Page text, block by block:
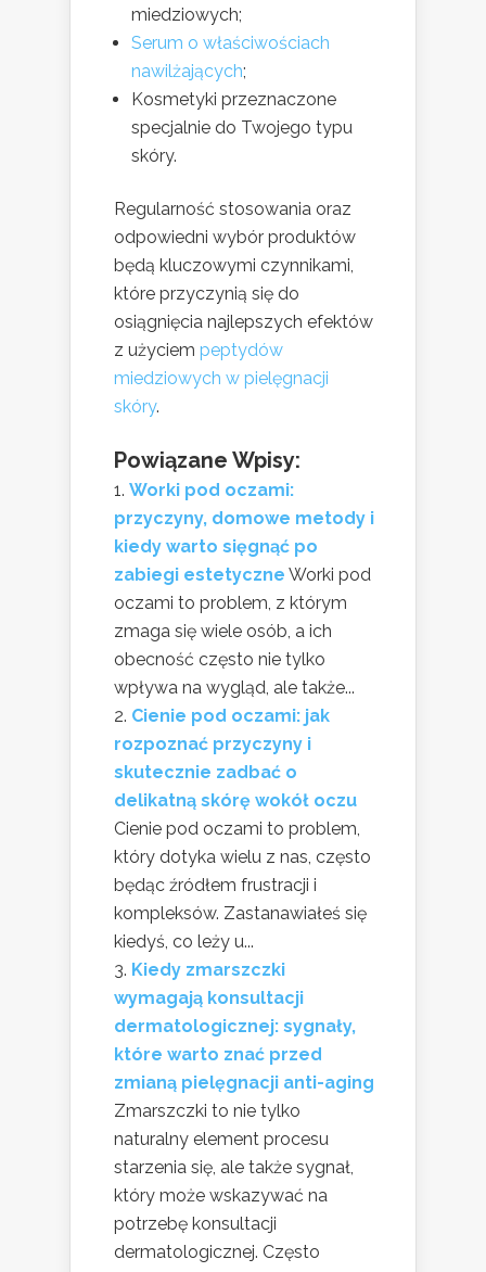
miedziowych;
Serum o właściwościach
nawilżających;
Kosmetyki przeznaczone
specjalnie do Twojego typu
skóry.
Regularność stosowania oraz
odpowiedni wybór produktów
będą kluczowymi czynnikami,
które przyczynią się do
osiągnięcia najlepszych efektów
z użyciem peptydów
miedziowych w pielęgnacji
skóry.
Powiązane Wpisy:
Worki pod oczami:
przyczyny, domowe metody i
kiedy warto sięgnąć po
zabiegi estetyczne Worki pod
oczami to problem, z którym
zmaga się wiele osób, a ich
obecność często nie tylko
wpływa na wygląd, ale także...
Cienie pod oczami: jak
rozpoznać przyczyny i
skutecznie zadbać o
delikatną skórę wokół oczu
Cienie pod oczami to problem,
który dotyka wielu z nas, często
będąc źródłem frustracji i
kompleksów. Zastanawiałeś się
kiedyś, co leży u...
Kiedy zmarszczki
wymagają konsultacji
dermatologicznej: sygnały,
które warto znać przed
zmianą pielęgnacji anti-aging
Zmarszczki to nie tylko
naturalny element procesu
starzenia się, ale także sygnał,
który może wskazywać na
potrzebę konsultacji
dermatologicznej. Często